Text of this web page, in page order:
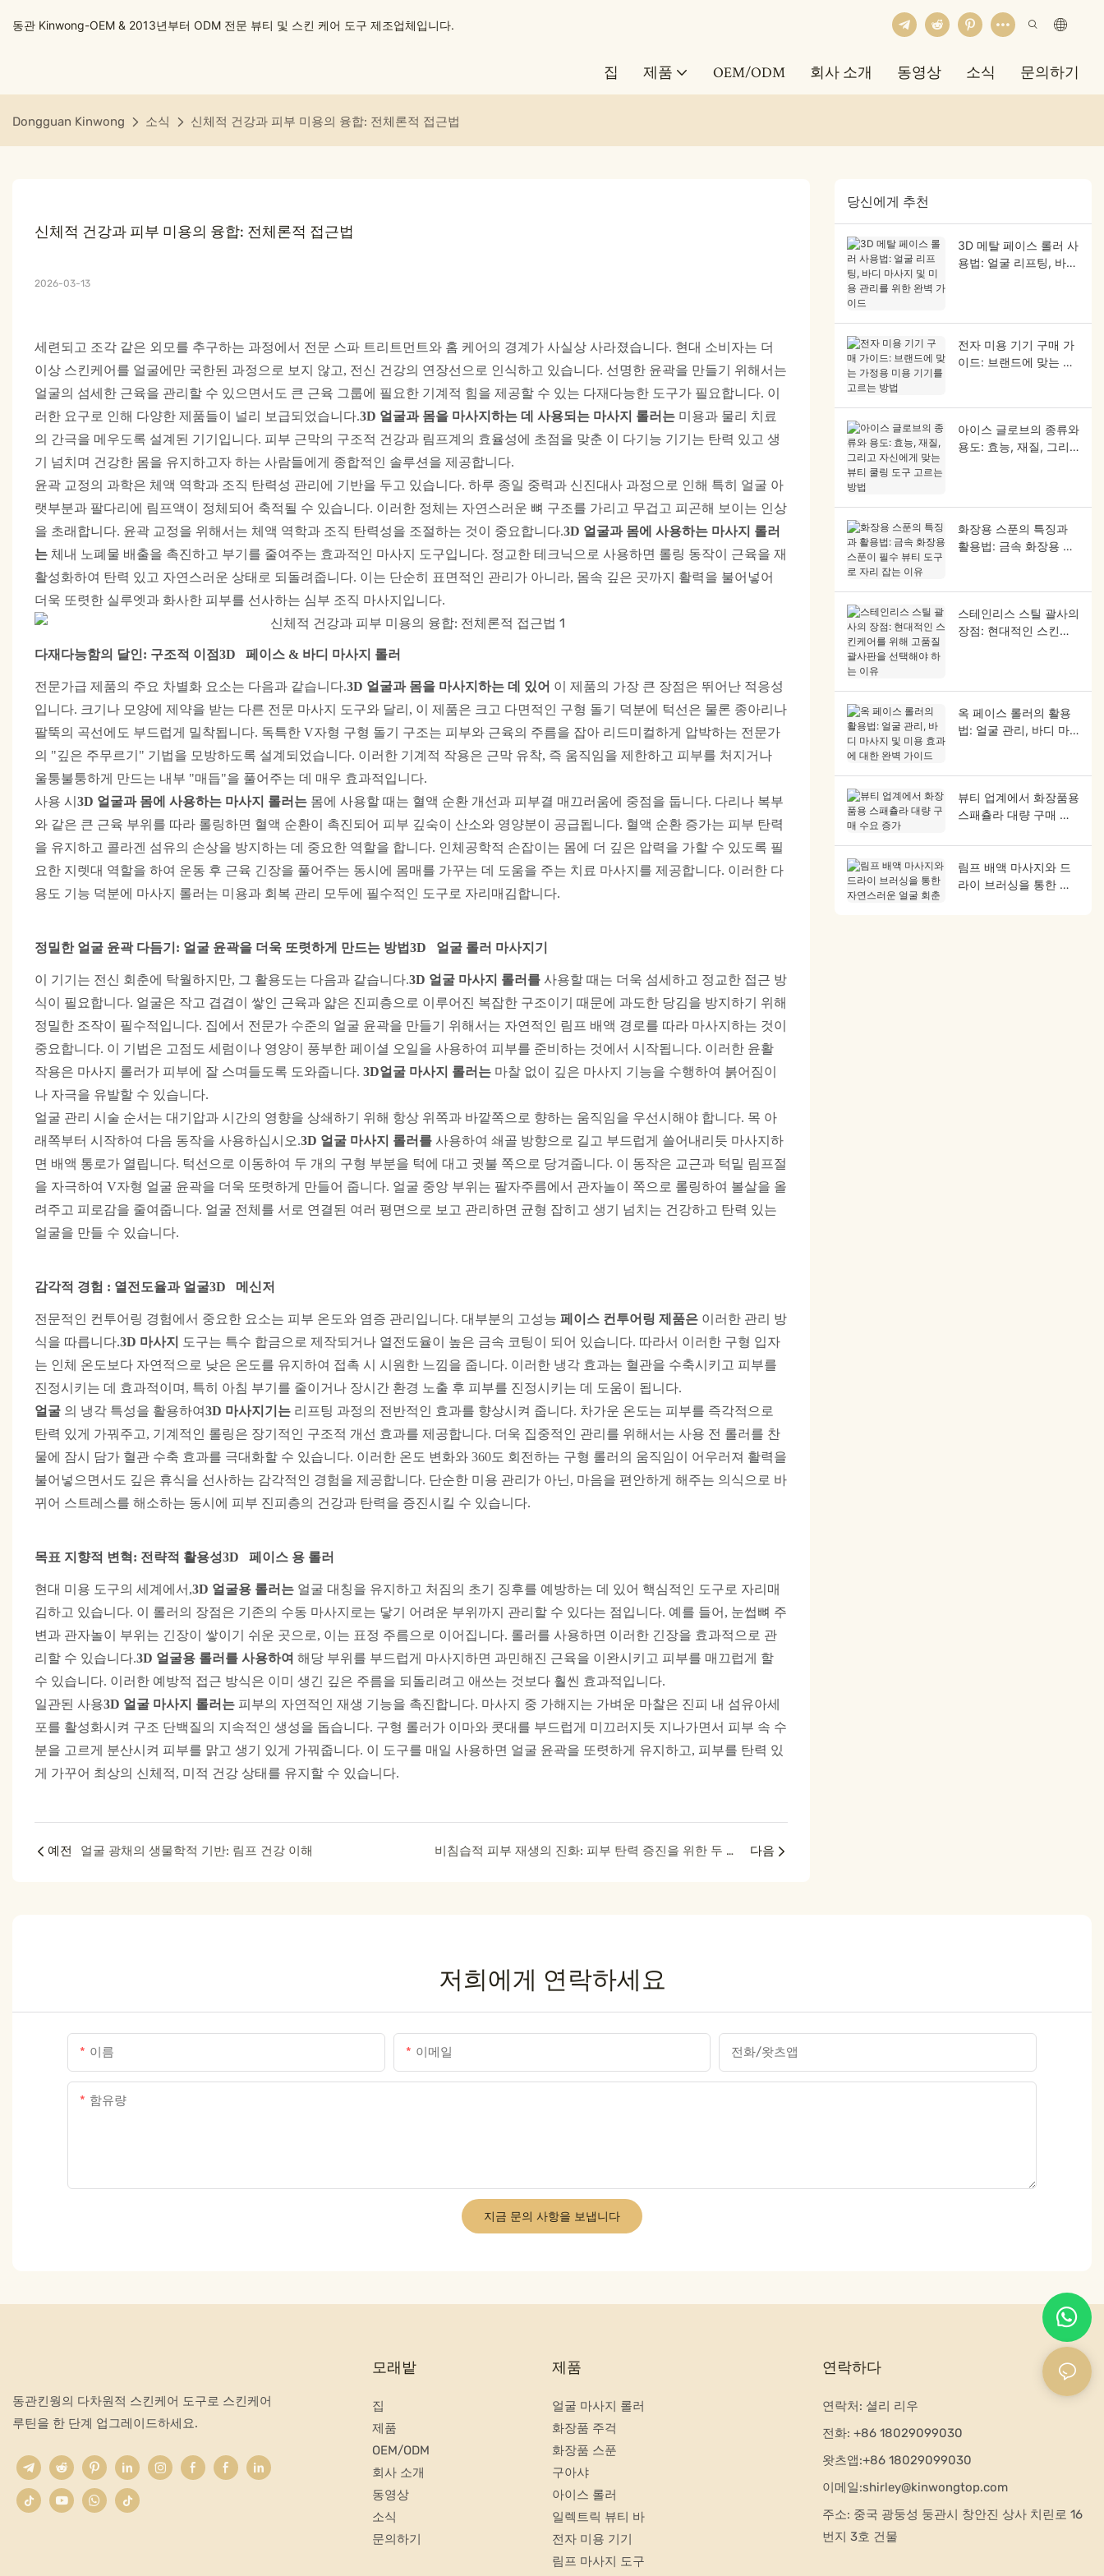
동관 Kinwong-OEM & 2013년부터 ODM 전문 뷰티 및 스킨 케어 도구 제조업체입니다.
집 제품 OEM/ODM 회사 소개 동영상 소식 문의하기
Dongguan Kinwong 소식 신체적 건강과 피부 미용의 융합: 전체론적 접근법
신체적 건강과 피부 미용의 융합: 전체론적 접근법
2026-03-13
세련되고 조각 같은 외모를 추구하는 과정에서 전문 스파 트리트먼트와 홈 케어의 경계가 사실상 사라졌습니다. 현대 소비자는 더
이상 스킨케어를 얼굴에만 국한된 과정으로 보지 않고, 전신 건강의 연장선으로 인식하고 있습니다. 선명한 윤곽을 만들기 위해서는
얼굴의 섬세한 근육을 관리할 수 있으면서도 큰 근육 그룹에 필요한 기계적 힘을 제공할 수 있는 다재다능한 도구가 필요합니다. 이
러한 요구로 인해 다양한 제품들이 널리 보급되었습니다.3D 얼굴과 몸을 마사지하는 데 사용되는 마사지 롤러는 미용과 물리 치료
의 간극을 메우도록 설계된 기기입니다. 피부 근막의 구조적 건강과 림프계의 효율성에 초점을 맞춘 이 다기능 기기는 탄력 있고 생
기 넘치며 건강한 몸을 유지하고자 하는 사람들에게 종합적인 솔루션을 제공합니다.
윤곽 교정의 과학은 체액 역학과 조직 탄력성 관리에 기반을 두고 있습니다. 하루 종일 중력과 신진대사 과정으로 인해 특히 얼굴 아
랫부분과 팔다리에 림프액이 정체되어 축적될 수 있습니다. 이러한 정체는 자연스러운 뼈 구조를 가리고 무겁고 피곤해 보이는 인상
을 초래합니다. 윤곽 교정을 위해서는 체액 역학과 조직 탄력성을 조절하는 것이 중요합니다.3D 얼굴과 몸에 사용하는 마사지 롤러
는 체내 노폐물 배출을 촉진하고 부기를 줄여주는 효과적인 마사지 도구입니다. 정교한 테크닉으로 사용하면 롤링 동작이 근육을 재
활성화하여 탄력 있고 자연스러운 상태로 되돌려줍니다. 이는 단순히 표면적인 관리가 아니라, 몸속 깊은 곳까지 활력을 불어넣어
더욱 또렷한 실루엣과 화사한 피부를 선사하는 심부 조직 마사지입니다.
다재다능함의 달인: 구조적 이점3D 페이스 & 바디 마사지 롤러
전문가급 제품의 주요 차별화 요소는 다음과 같습니다.3D 얼굴과 몸을 마사지하는 데 있어 이 제품의 가장 큰 장점은 뛰어난 적응성
입니다. 크기나 모양에 제약을 받는 다른 전문 마사지 도구와 달리, 이 제품은 크고 다면적인 구형 돌기 덕분에 턱선은 물론 종아리나
팔뚝의 곡선에도 부드럽게 밀착됩니다. 독특한 V자형 구형 돌기 구조는 피부와 근육의 주름을 잡아 리드미컬하게 압박하는 전문가
의 "깊은 주무르기" 기법을 모방하도록 설계되었습니다. 이러한 기계적 작용은 근막 유착, 즉 움직임을 제한하고 피부를 처지거나
울퉁불퉁하게 만드는 내부 "매듭"을 풀어주는 데 매우 효과적입니다.
사용 시 3D 얼굴과 몸에 사용하는 마사지 롤러는 몸에 사용할 때는 혈액 순환 개선과 피부결 매끄러움에 중점을 둡니다. 다리나 복부
와 같은 큰 근육 부위를 따라 롤링하면 혈액 순환이 촉진되어 피부 깊숙이 산소와 영양분이 공급됩니다. 혈액 순환 증가는 피부 탄력
을 유지하고 콜라겐 섬유의 손상을 방지하는 데 중요한 역할을 합니다. 인체공학적 손잡이는 몸에 더 깊은 압력을 가할 수 있도록 필
요한 지렛대 역할을 하여 운동 후 근육 긴장을 풀어주는 동시에 몸매를 가꾸는 데 도움을 주는 치료 마사지를 제공합니다. 이러한 다
용도 기능 덕분에 마사지 롤러는 미용과 회복 관리 모두에 필수적인 도구로 자리매김합니다.
정밀한 얼굴 윤곽 다듬기: 얼굴 윤곽을 더욱 또렷하게 만드는 방법3D 얼굴 롤러 마사지기
이 기기는 전신 회춘에 탁월하지만, 그 활용도는 다음과 같습니다.3D 얼굴 마사지 롤러를 사용할 때는 더욱 섬세하고 정교한 접근 방
식이 필요합니다. 얼굴은 작고 겹겹이 쌓인 근육과 얇은 진피층으로 이루어진 복잡한 구조이기 때문에 과도한 당김을 방지하기 위해
정밀한 조작이 필수적입니다. 집에서 전문가 수준의 얼굴 윤곽을 만들기 위해서는 자연적인 림프 배액 경로를 따라 마사지하는 것이
중요합니다. 이 기법은 고점도 세럼이나 영양이 풍부한 페이셜 오일을 사용하여 피부를 준비하는 것에서 시작됩니다. 이러한 윤활
작용은 마사지 롤러가 피부에 잘 스며들도록 도와줍니다. 3D얼굴 마사지 롤러는 마찰 없이 깊은 마사지 기능을 수행하여 붉어짐이
나 자극을 유발할 수 있습니다.
얼굴 관리 시술 순서는 대기압과 시간의 영향을 상쇄하기 위해 항상 위쪽과 바깥쪽으로 향하는 움직임을 우선시해야 합니다. 목 아
래쪽부터 시작하여 다음 동작을 사용하십시오.3D 얼굴 마사지 롤러를 사용하여 쇄골 방향으로 길고 부드럽게 쓸어내리듯 마사지하
면 배액 통로가 열립니다. 턱선으로 이동하여 두 개의 구형 부분을 턱에 대고 귓불 쪽으로 당겨줍니다. 이 동작은 교근과 턱밑 림프절
을 자극하여 V자형 얼굴 윤곽을 더욱 또렷하게 만들어 줍니다. 얼굴 중앙 부위는 팔자주름에서 관자놀이 쪽으로 롤링하여 볼살을 올
려주고 피로감을 줄여줍니다. 얼굴 전체를 서로 연결된 여러 평면으로 보고 관리하면 균형 잡히고 생기 넘치는 건강하고 탄력 있는
얼굴을 만들 수 있습니다.
감각적 경험 : 열전도율과 얼굴3D 메신저
전문적인 컨투어링 경험에서 중요한 요소는 피부 온도와 염증 관리입니다. 대부분의 고성능 페이스 컨투어링 제품은이러한 관리 방
식을 따릅니다.3D 마사지
도구는 특수 합금으로 제작되거나 열전도율이 높은 금속 코팅이 되어 있습니다. 따라서 이러한 구형 입자
는 인체 온도보다 자연적으로 낮은 온도를 유지하여 접촉 시 시원한 느낌을 줍니다. 이러한 냉각 효과는 혈관을 수축시키고 피부를
진정시키는 데 효과적이며, 특히 아침 부기를 줄이거나 장시간 환경 노출 후 피부를 진정시키는 데 도움이 됩니다.
얼굴 의 냉각 특성을 활용하여3D 마사지기는 리프팅 과정의 전반적인 효과를 향상시켜 줍니다. 차가운 온도는 피부를 즉각적으로
탄력 있게 가꿔주고, 기계적인 롤링은 장기적인 구조적 개선 효과를 제공합니다. 더욱 집중적인 관리를 위해서는 사용 전 롤러를 찬
물에 잠시 담가 혈관 수축 효과를 극대화할 수 있습니다. 이러한 온도 변화와 360도 회전하는 구형 롤러의 움직임이 어우러져 활력을
불어넣으면서도 깊은 휴식을 선사하는 감각적인 경험을 제공합니다. 단순한 미용 관리가 아닌, 마음을 편안하게 해주는 의식으로 바
뀌어 스트레스를 해소하는 동시에 피부 진피층의 건강과 탄력을 증진시킬 수 있습니다.
목표 지향적 변혁: 전략적 활용성3D 페이스 용 롤러
현대 미용 도구의 세계에서,3D 얼굴용 롤러는 얼굴 대칭을 유지하고 처짐의 초기 징후를 예방하는 데 있어 핵심적인 도구로 자리매
김하고 있습니다. 이 롤러의 장점은 기존의 수동 마사지로는 닿기 어려운 부위까지 관리할 수 있다는 점입니다. 예를 들어, 눈썹뼈 주
변과 관자놀이 부위는 긴장이 쌓이기 쉬운 곳으로, 이는 표정 주름으로 이어집니다. 롤러를 사용하면 이러한 긴장을 효과적으로 관
리할 수 있습니다.3D 얼굴용 롤러를 사용하여 해당 부위를 부드럽게 마사지하면 과민해진 근육을 이완시키고 피부를 매끄럽게 할
수 있습니다. 이러한 예방적 접근 방식은 이미 생긴 깊은 주름을 되돌리려고 애쓰는 것보다 훨씬 효과적입니다.
일관된 사용3D 얼굴 마사지 롤러는 피부의 자연적인 재생 기능을 촉진합니다. 마사지 중 가해지는 가벼운 마찰은 진피 내 섬유아세
포를 활성화시켜 구조 단백질의 지속적인 생성을 돕습니다. 구형 롤러가 이마와 콧대를 부드럽게 미끄러지듯 지나가면서 피부 속 수
분을 고르게 분산시켜 피부를 맑고 생기 있게 가꿔줍니다. 이 도구를 매일 사용하면 얼굴 윤곽을 또렷하게 유지하고, 피부를 탄력 있
게 가꾸어 최상의 신체적, 미적 건강 상태를 유지할 수 있습니다.
예전 얼굴 광채의 생물학적 기반: 림프 건강 이해 비침습적 피부 재생의 진화: 피부 탄력 증진을 위한 두 가지 기술의 통합 다음
당신에게 추천
3D 메탈 페이스 롤러 사
용법: 얼굴 리프팅, 바디
전자 미용 기기 구매 가
이드: 브랜드에 맞는 가
아이스 글로브의 종류와
용도: 효능, 재질, 그리
화장용 스푼의 특징과
활용법: 금속 화장용 스
스테인리스 스틸 괄사의
장점: 현대적인 스킨케
옥 페이스 롤러의 활용
법: 얼굴 관리, 바디 마
뷰티 업계에서 화장품용
스패츌라 대량 구매 수
림프 배액 마사지와 드
라이 브러싱을 통한 자
저희에게 연락하세요
이름 이메일 전화/왓츠앱
함유량
지금 문의 사항을 보냅니다
동관킨웡의 다차원적 스킨케어 도구로 스킨케어
루틴을 한 단계 업그레이드하세요.
모래밭
집
제품
OEM/ODM
회사 소개
동영상
소식
문의하기
제품
얼굴 마사지 롤러
화장품 주걱
화장품 스푼
구아샤
아이스 롤러
일렉트릭 뷰티 바
전자 미용 기기
림프 마사지 도구
연락하다
연락처: 셜리 리우
전화: +86 18029099030
왓츠앱:+86 18029099030
이메일:shirley@kinwongtop.com
주소: 중국 광둥성 둥관시 창안진 상사 치린로 16
번지 3호 건물